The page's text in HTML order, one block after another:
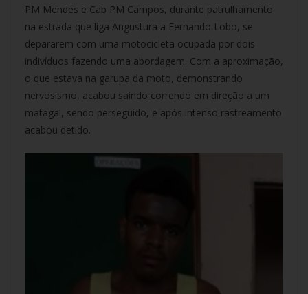
PM Mendes e Cab PM Campos, durante patrulhamento
na estrada que liga Angustura a Fernando Lobo, se
depararem com uma motocicleta ocupada por dois
indivíduos fazendo uma abordagem. Com a aproximação,
o que estava na garupa da moto, demonstrando
nervosismo, acabou saindo correndo em direção a um
matagal, sendo perseguido, e após intenso rastreamento
acabou detido.